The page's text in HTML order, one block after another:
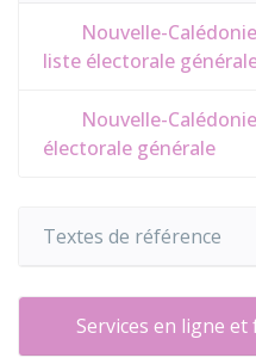
Nouvelle-
liste électorale
Nouvelle-
électorale générale
Textes de référence
Services en ligne